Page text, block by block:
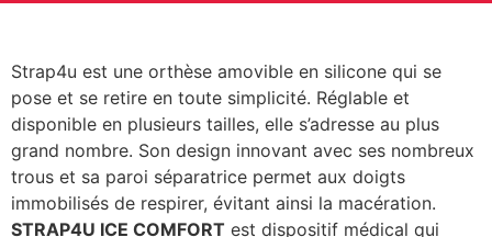
Strap4u est une orthèse amovible en silicone qui se
pose et se retire en toute simplicité. Réglable et
disponible en plusieurs tailles, elle s’adresse au plus
grand nombre. Son design innovant avec ses nombreux
trous et sa paroi séparatrice permet aux doigts
immobilisés de respirer, évitant ainsi la macération.
STRAP4U ICE COMFORT est dispositif médical qui